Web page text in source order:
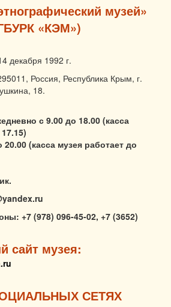
музей»
«КЭМ»)
декабря 1992 г.
Россия, Республика Крым, г.
18.
с 9.00 до 18.00 (касса
20.00 (касса музея работает до
+7 (978) 096-45-02, +7 (3652)
сайт музея:
СЕТЯХ